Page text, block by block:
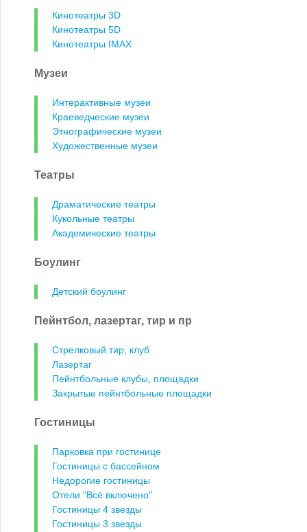
Кинотеатры 3D
Кинотеатры 5D
Кинотеатры IMAX
Музеи
Интерактивные музеи
Краеведческие музеи
Этнографические музеи
Художественные музеи
Театры
Драматические театры
Кукольные театры
Академические театры
Боулинг
Детский боулинг
Пейнтбол, лазертаг, тир и пр
Стрелковый тир, клуб
Лазертаг
Пейнтбольные клубы, площадки
Закрытые пейнтбольные площадки
Гостиницы
Парковка при гостинице
Гостиницы с бассейном
Недорогие гостиницы
Отели "Всё включено"
Гостиницы 4 звезды
Гостиницы 3 звезды